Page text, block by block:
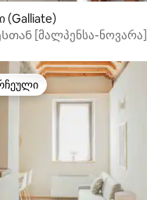
(Galliate)
[მალპენსა-ნოვარა]
მოწინავე ვარიანტი